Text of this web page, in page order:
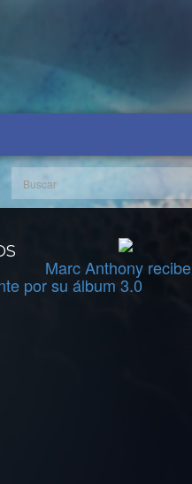
Marc Anthony recibe
por su álbum 3.0